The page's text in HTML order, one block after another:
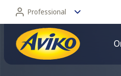
Professional
Professional
Consument